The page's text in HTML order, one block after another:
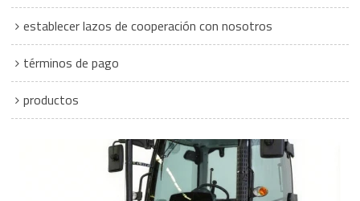
establecer lazos de cooperación con nosotros
términos de pago
productos